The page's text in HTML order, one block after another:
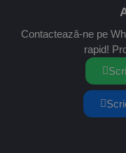
Contactează-ne pe
rapid!